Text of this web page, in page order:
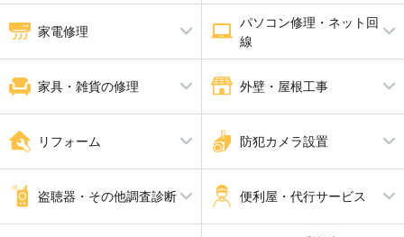
ペット火葬・葬儀
消臭・脱臭
ハウスクリーニング
バスルームクリーニング
家電修理
エアコン修理
パソコン修理・ネット回
線
パソコン修理
家具・雑貨の修理
家具修理 ピアノ調律 ピアノ修理
外壁・屋根工事
屋根工事
解体工事
リフォーム
内装工事
手すり設置
防犯カメラ設置
防犯カメラ設置
盗聴器・その他調査診断 便利屋・代行サービス